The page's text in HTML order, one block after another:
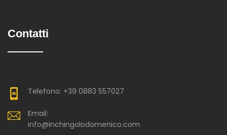
Contatti
Telefono: +39 0883 557027
Email:
info@inchingolodomenico.com